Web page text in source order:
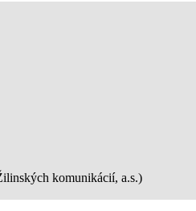
komunikácií, a.s.)